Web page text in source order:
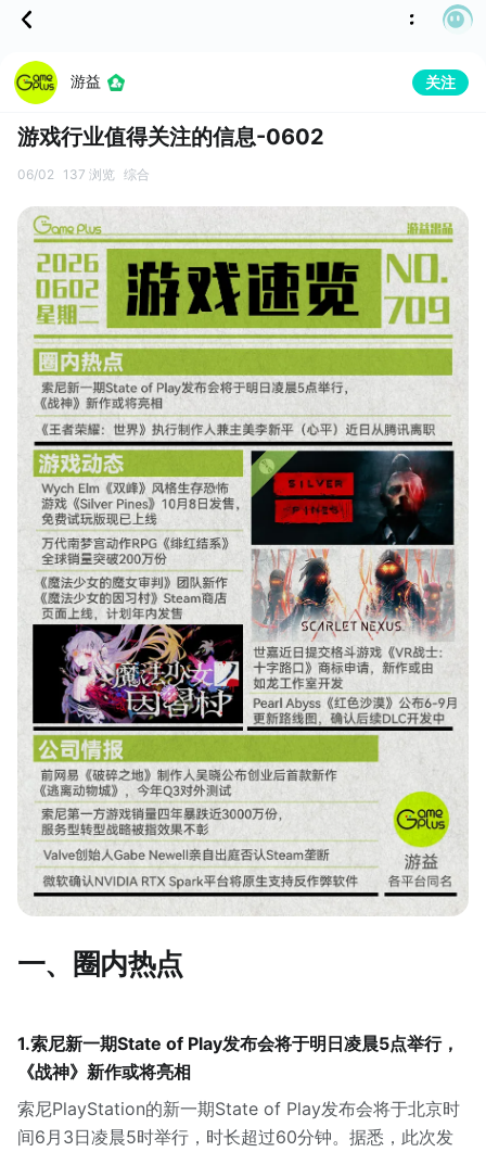
游益 关注
游戏行业值得关注的信息-0602
06/02 137 浏览 综合
一、圈内热点
1.索尼新一期State of Play发布会将于明日凌晨5点举行，
《战神》新作或将亮相
索尼PlayStation的新一期State of Play发布会将于北京时
间6月3日凌晨5时举行，时长超过60分钟。据悉，此次发